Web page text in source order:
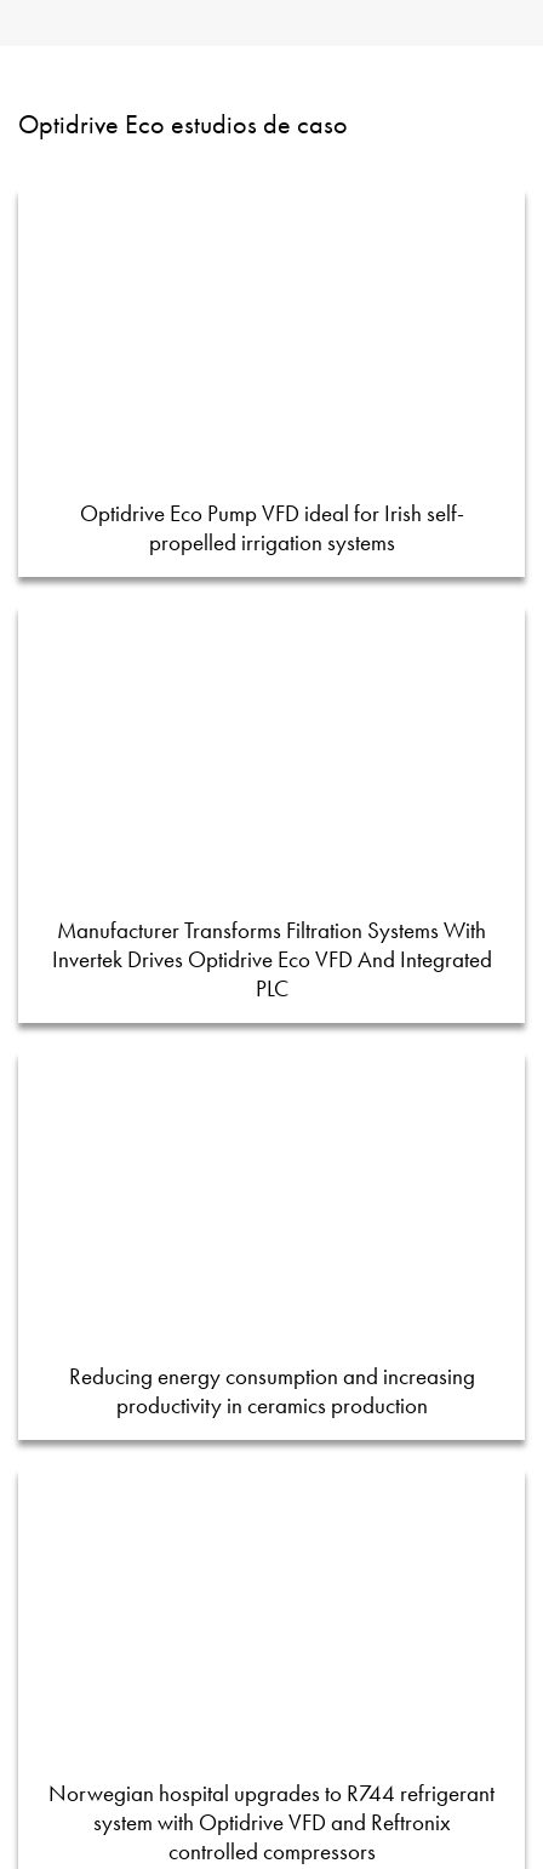
Optidrive Eco estudios de caso
Optidrive Eco Pump VFD ideal for Irish self-
propelled irrigation systems
Manufacturer Transforms Filtration Systems With
Invertek Drives Optidrive Eco VFD And Integrated
PLC
Reducing energy consumption and increasing
productivity in ceramics production
Norwegian hospital upgrades to R744 refrigerant
system with Optidrive VFD and Reftronix
controlled compressors